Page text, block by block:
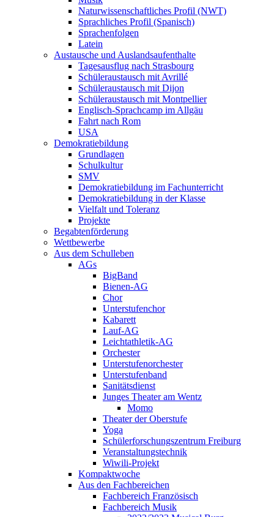
Naturwissenschaftliches Profil (NWT)
Sprachliches Profil (Spanisch)
Sprachenfolgen
Latein
Austausche und Auslandsaufenthalte
Tagesausflug nach Strasbourg
Schüleraustausch mit Avrillé
Schüleraustausch mit Dijon
Schüleraustausch mit Montpellier
Englisch-Sprachcamp im Allgäu
Fahrt nach Rom
USA
Demokratiebildung
Grundlagen
Schulkultur
SMV
Demokratiebildung im Fachunterricht
Demokratiebildung in der Klasse
Vielfalt und Toleranz
Projekte
Begabtenförderung
Wettbewerbe
Aus dem Schulleben
AGs
BigBand
Bienen-AG
Chor
Unterstufenchor
Kabarett
Lauf-AG
Leichtathletik-AG
Orchester
Unterstufenorchester
Unterstufenband
Sanitätsdienst
Junges Theater am Wentz
Momo
Theater der Oberstufe
Yoga
Schülerforschungszentrum Freiburg
Veranstaltungstechnik
Wiwili-Projekt
Kompaktwoche
Aus den Fachbereichen
Fachbereich Französisch
Fachbereich Musik